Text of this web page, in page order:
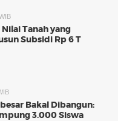
Tanah yang
Subsidi Rp 6 T
Bakal Dibangun:
3.000 Siswa